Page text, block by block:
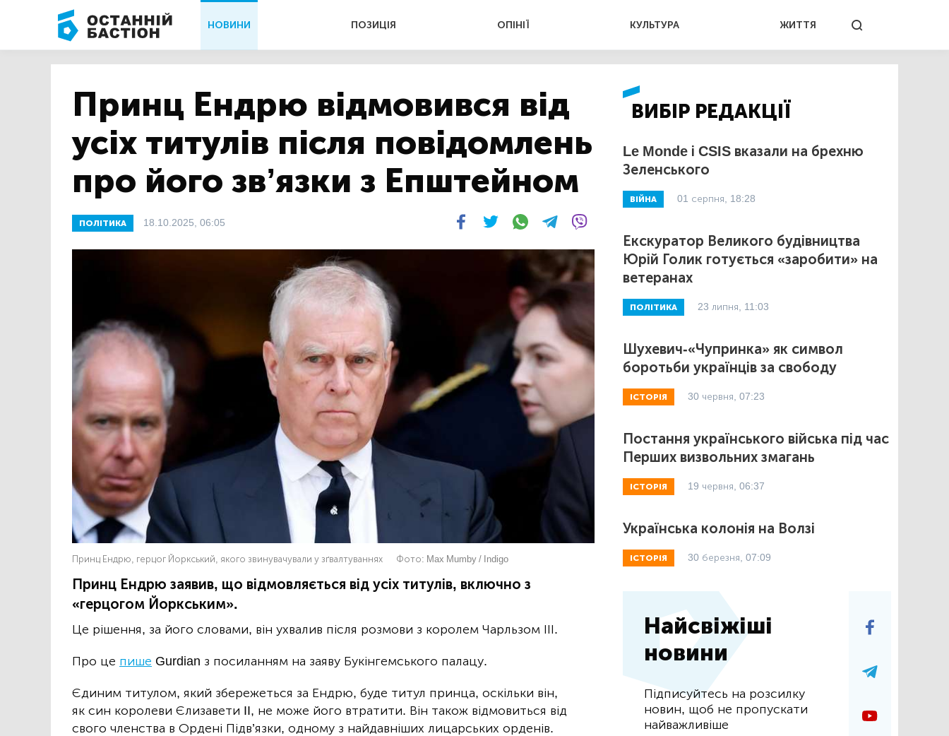
НОВИНИ ПОЗИЦІЯ ОПІНІЇ КУЛЬТУРА ЖИТТЯ
Принц Ендрю відмовився від
усіх титулів після повідомлень
про його зв’язки з Епштейном
ПОЛІТИКА 18.10.2025, 06:05
Принц Ендрю, герцог Йоркський, якого звинувачували у зґвалтуваннях Фото: Max Mumby / Indigo
Принц Ендрю заявив, що відмовляється від усіх титулів, включно з
«герцогом Йоркським».
Це рішення, за його словами, він ухвалив після розмови з королем Чарльзом ІІІ.
Про це пише Gurdian з посиланням на заяву Букінгемського палацу.
Єдиним титулом, який збережеться за Ендрю, буде титул принца, оскільки він,
як син королеви Єлизавети II, не може його втратити. Він також відмовиться від
свого членства в Ордені Підв’язки, одному з найдавніших лицарських орденів.
ВИБІР РЕДАКЦІЇ
Le Monde і CSIS вказали на брехню
Зеленського
ВІЙНА 01 серпня, 18:28
Екскуратор Великого будівництва
Юрій Голик готується «заробити» на
ветеранах
ПОЛІТИКА 23 липня, 11:03
Шухевич-«Чупринка» як символ
боротьби українців за свободу
ІСТОРІЯ 30 червня, 07:23
Постання українського війська під час
Перших визвольних змагань
ІСТОРІЯ 19 червня, 06:37
Українська колонія на Волзі
ІСТОРІЯ 30 березня, 07:09
Найсвіжіші
новини
Підписуйтесь на розсилку
новин, щоб не пропускати
найважливіше